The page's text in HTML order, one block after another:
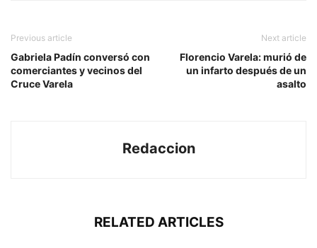
Previous article
Gabriela Padín conversó con
comerciantes y vecinos del
Cruce Varela
Next article
Florencio Varela: murió de
un infarto después de un
asalto
Redaccion
RELATED ARTICLES